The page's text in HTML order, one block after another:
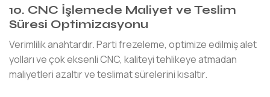
10. CNC İşlemede Maliyet ve Teslim
Süresi Optimizasyonu
Verimlilik anahtardır. Parti frezeleme, optimize edilmiş alet
yolları ve çok eksenli CNC, kaliteyi tehlikeye atmadan
maliyetleri azaltır ve teslimat sürelerini kısaltır.